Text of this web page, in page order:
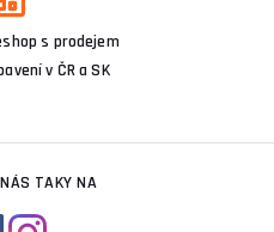
s prodejem
v ČR a SK
TAKY NA